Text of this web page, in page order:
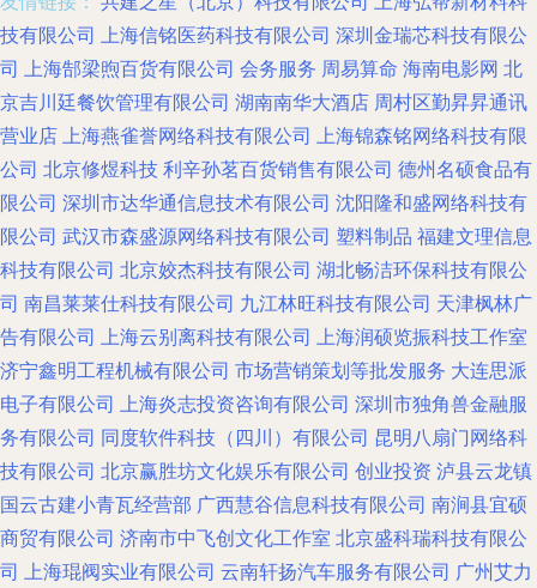
技有限公司 上海信铭医药科技有限公司 深圳金瑞芯科技有限公
司 上海郜梁煦百货有限公司 会务服务 周易算命 海南电影网 北
京吉川廷餐饮管理有限公司 湖南南华大酒店 周村区勤昇昇通讯
营业店 上海燕雀誉网络科技有限公司 上海锦森铭网络科技有限
公司 北京修煜科技 利辛孙茗百货销售有限公司 德州名硕食品有
限公司 深圳市达华通信息技术有限公司 沈阳隆和盛网络科技有
限公司 武汉市森盛源网络科技有限公司 塑料制品 福建文理信息
科技有限公司 北京姣杰科技有限公司 湖北畅洁环保科技有限公
司 南昌莱莱仕科技有限公司 九江林旺科技有限公司 天津枫林广
告有限公司 上海云别离科技有限公司 上海润硕览振科技工作室
济宁鑫明工程机械有限公司 市场营销策划等批发服务 大连思派
电子有限公司 上海炎志投资咨询有限公司 深圳市独角兽金融服
务有限公司 同度软件科技（四川）有限公司 昆明八扇门网络科
技有限公司 北京赢胜坊文化娱乐有限公司 创业投资 泸县云龙镇
国云古建小青瓦经营部 广西慧谷信息科技有限公司 南涧县宜硕
商贸有限公司 济南市中飞创文化工作室 北京盛科瑞科技有限公
司 上海琨阀实业有限公司 云南轩扬汽车服务有限公司 广州艾力